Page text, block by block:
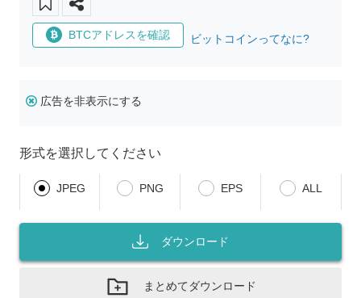
BTCアドレスを確認 ビットコインってなに?
広告を非表示にする
形式を選択してください
JPEG PNG EPS ALL
ダウンロード
まとめてダウンロード